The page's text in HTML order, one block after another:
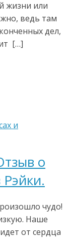
жизни или
ведь там
дел,
[…]
о
чудо!
Наше
от сердца